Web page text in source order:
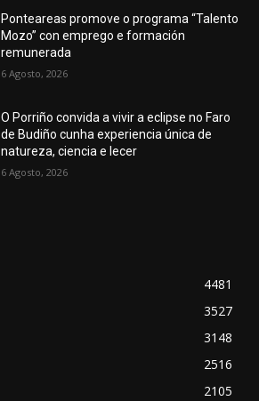
Ponteareas promove o programa “Talento
Mozo” con emprego e formación
remunerada
6 Agosto, 2026
O Porriño convida a vivir a eclipse no Faro
de Budiño cunha experiencia única de
natureza, ciencia e lecer
6 Agosto, 2026
4481
3527
3148
2516
2105